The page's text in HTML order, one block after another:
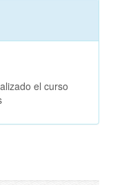
el curso